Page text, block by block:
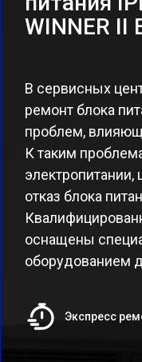
WINNER II
В сервисных
ремонт блока
проблем,
К таким
отказ блока
оснащены
оборудованием
Экспресс